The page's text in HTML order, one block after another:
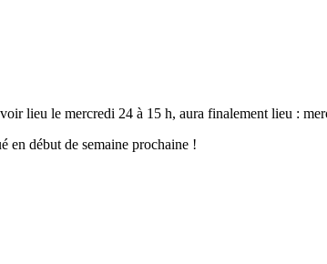
lieu le mercredi 24 à 15 h, aura finalement lieu :
en début de semaine prochaine !